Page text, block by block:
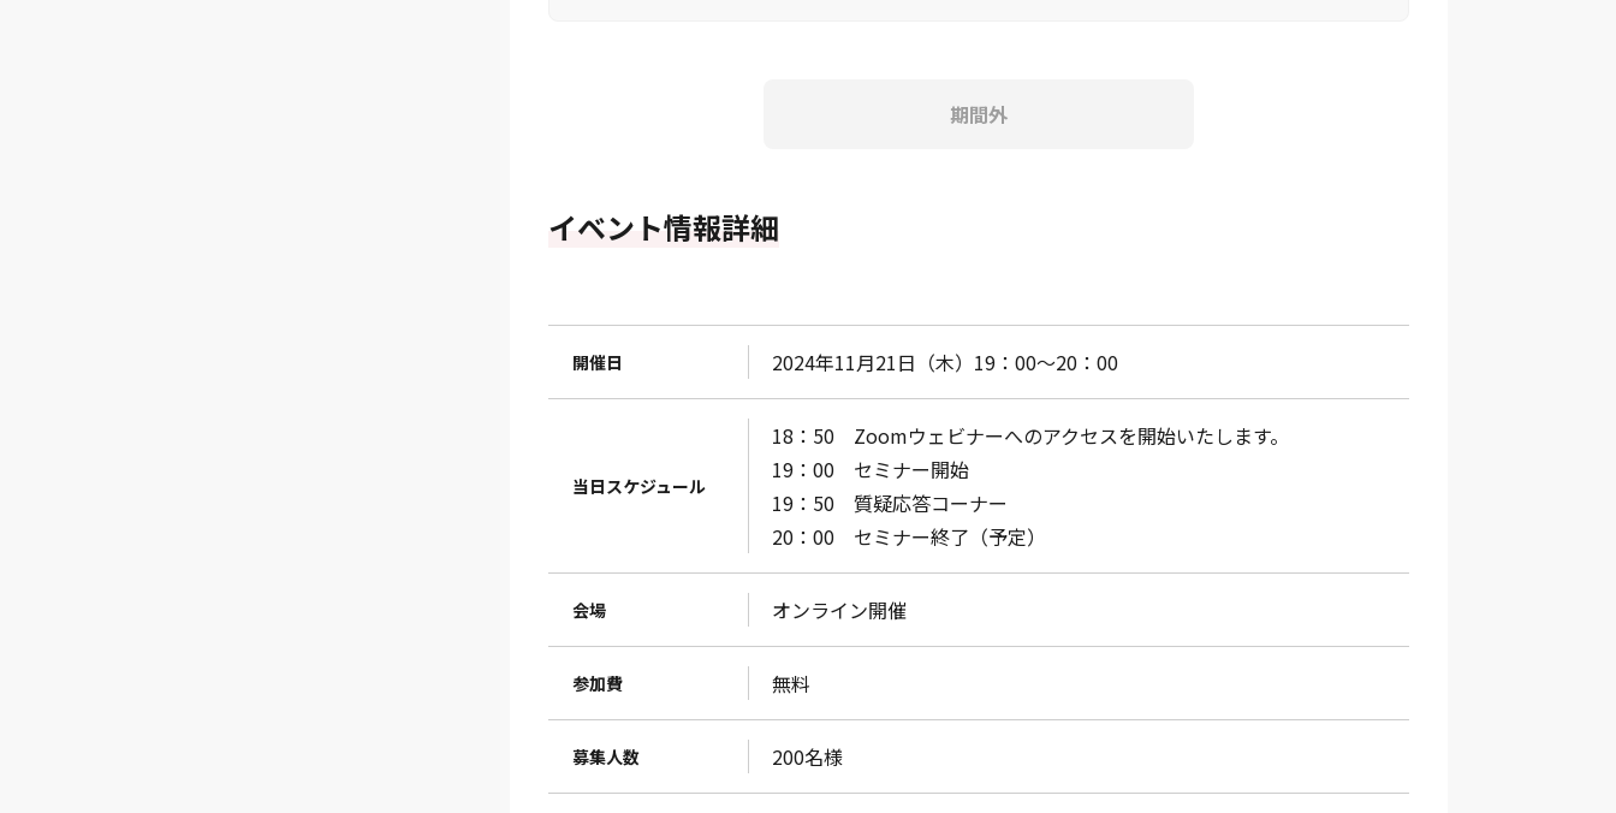
期間外
イベント情報詳細
開催日 2024年11月21日（木）19：00～20：00
当日スケジュール
18：50 Zoomウェビナーへのアクセスを開始いたします。
19：00 セミナー開始
19：50 質疑応答コーナー
20：00 セミナー終了（予定）
会場 オンライン開催
参加費 無料
募集人数 200名様